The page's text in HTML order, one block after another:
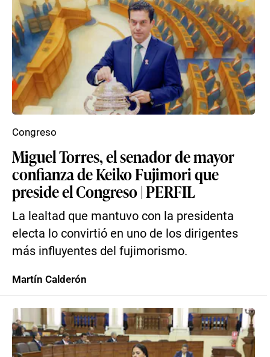
Miguel Torres, el senador de mayor
confianza de Keiko Fujimori que
preside el Congreso | PERFIL
La lealtad que mantuvo con la presidenta
electa lo convirtió en uno de los dirigentes
más influyentes del fujimorismo.
Congreso
Martín Calderón